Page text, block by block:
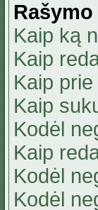
Kaip ką
Kaip
Kaip
Kaip
Kodėl
Kaip
Kodėl
Kodėl